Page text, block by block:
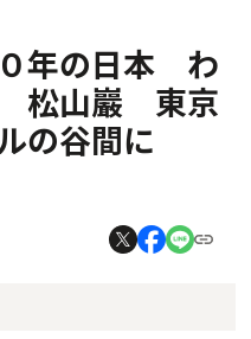
年の日本 わ
松山巖 東京
の谷間に